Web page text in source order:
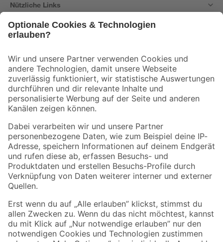
Nützliche Links
Der toom Newsletter: Keine Angebote und Aktionen mehr verpassen!
Zur Newsletter Anmeldung
Folge uns
Zahlungsarten Versandarten
Sicher einkaufen
Jetzt die toom-App herunterladen